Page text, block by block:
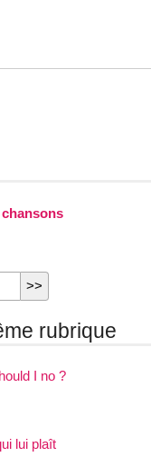
chansons
rubrique
I no ?
lui plaît